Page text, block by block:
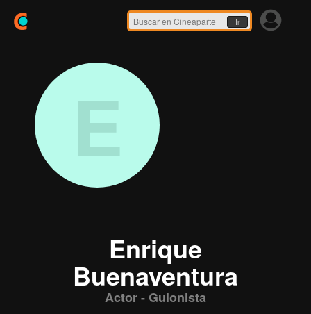
Ir
E
Enrique
Buenaventura
Actor - Guionista